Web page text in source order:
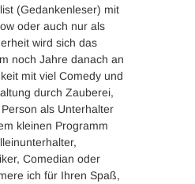
(Gedankenleser) mit
oder auch nur als
wird sich das
noch Jahre danach an
mit viel Comedy und
durch Zauberei,
als Unterhalter
kleinen Programm
Comedian oder
ich für Ihren Spaß,